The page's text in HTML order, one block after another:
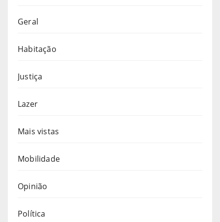
Geral
Habitação
Justiça
Lazer
Mais vistas
Mobilidade
Opinião
Política